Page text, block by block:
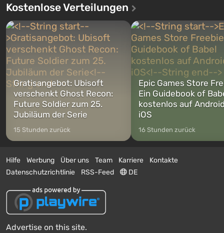
Kostenlose Verteilungen
Gratisangebot: Ubisoft
verschenkt Ghost Recon:
Future Soldier zum 25.
Jubiläum der Serie
15 Stunden zurück
Epic Games Store
Ein Guidebook of
kostenlos auf
iOS
16 Stunden zurück
Hilfe Werbung Über uns Team Karriere
Kontakte
Datenschutzrichtlinie
RSS-Feed DE
Advertise on this site.